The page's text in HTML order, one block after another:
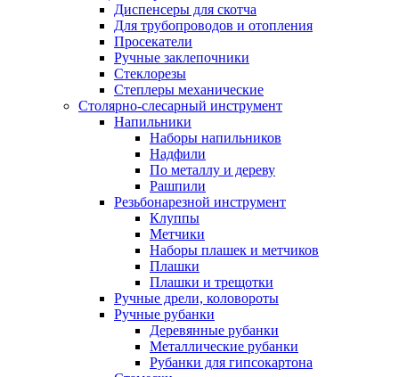
Диспенсеры для скотча
Для трубопроводов и отопления
Просекатели
Ручные заклепочники
Стеклорезы
Степлеры механические
Столярно-слесарный инструмент
Напильники
Наборы напильников
Надфили
По металлу и дереву
Рашпили
Резьбонарезной инструмент
Клуппы
Метчики
Наборы плашек и метчиков
Плашки
Плашки и трещотки
Ручные дрели, коловороты
Ручные рубанки
Деревянные рубанки
Металлические рубанки
Рубанки для гипсокартона